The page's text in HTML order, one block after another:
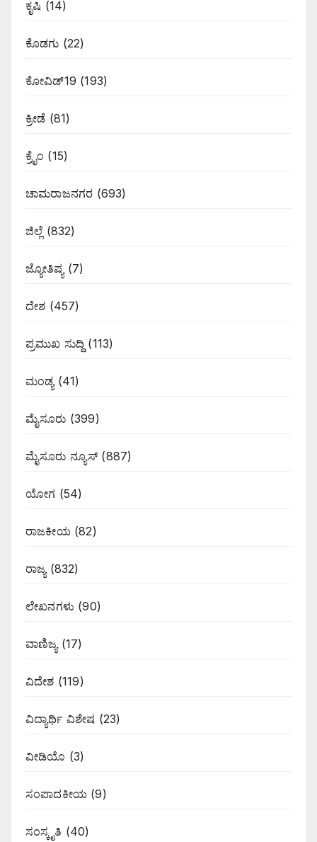
ಕೃಷಿ (14)
ಕೊಡಗು (22)
ಕೋವಿಡ್19 (193)
ಕ್ರೀಡೆ (81)
ಕ್ರೈಂ (15)
ಚಾಮರಾಜನಗರ (693)
ಜಿಲ್ಲೆ (832)
ಜ್ಯೋತಿಷ್ಯ (7)
ದೇಶ (457)
ಪ್ರಮುಖ ಸುದ್ದಿ (113)
ಮಂಡ್ಯ(41)
ಮೈಸೂರು (399)
ಮೈಸೂರು ನ್ಯೂಸ್(887)
ಯೋಗ (54)
ರಾಜಕೀಯ(82)
ರಾಜ್ಯ(832)
ಲೇಖನಗಳು (90)
ವಾಣಿಜ್ಯ(17)
ವಿದೇಶ (119)
ವಿದ್ಯಾರ್ಥಿ ವಿಶೇಷ (23)
ವೀಡಿಯೊ (3)
ಸಂಪಾದಕೀಯ (9)
ಸಂಸ್ಕೃತಿ (40)